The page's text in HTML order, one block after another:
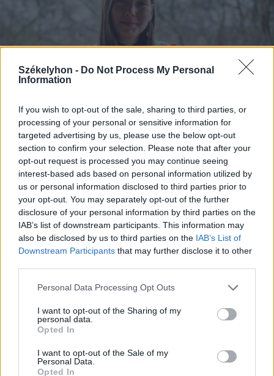
Székelyhon - Do Not Process My Personal
Information
If you wish to opt-out of the sale, sharing to third parties, or
processing of your personal or sensitive information for
targeted advertising by us, please use the below opt-out
section to confirm your selection. Please note that after your
opt-out request is processed you may continue seeing
interest-based ads based on personal information utilized by
us or personal information disclosed to third parties prior to
your opt-out. You may separately opt-out of the further
disclosure of your personal information by third parties on the
IAB’s list of downstream participants. This information may
also be disclosed by us to third parties on the IAB’s List of
Downstream Participants that may further disclose it to other
Personal Data Processing Opt Outs
I want to opt-out of the Sharing of my
personal data.
Opted In
I want to opt-out of the Sale of my
Personal Data.
Opted In
2025. július 20., vasárnap
Gombák, gyógynövények és
fermentált zöldségek Vadóka
kosarából